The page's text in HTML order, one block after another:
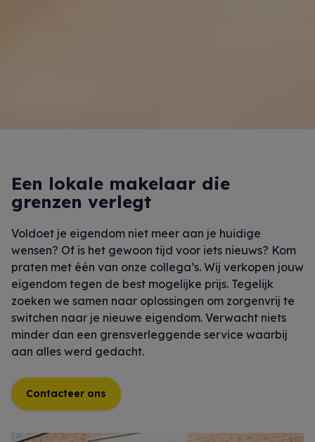
Een lokale makelaar die
grenzen verlegt
Voldoet je eigendom niet meer aan je huidige
wensen? Of is het gewoon tijd voor iets nieuws? Kom
praten met één van onze collega’s. Wij verkopen jouw
eigendom tegen de best mogelijke prijs. Tegelijk
zoeken we samen naar oplossingen om zorgenvrij te
switchen naar je nieuwe eigendom. Verwacht niets
minder dan een grensverleggende service waarbij
aan alles werd gedacht.
Contacteer ons